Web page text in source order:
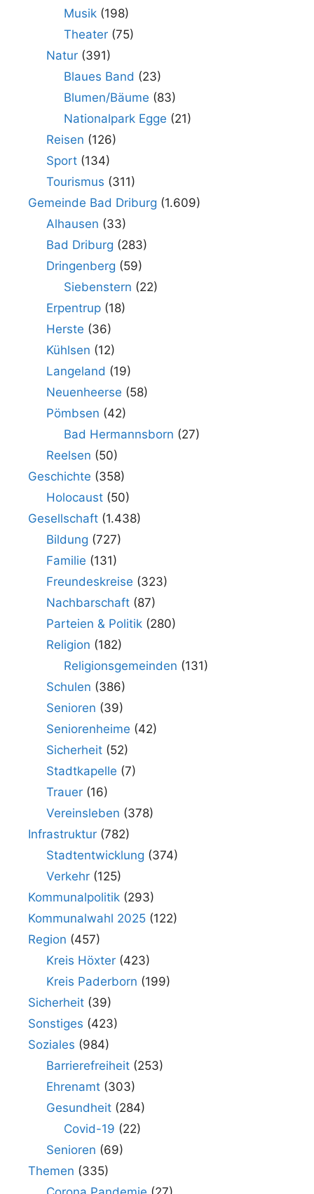
Musik (198)
Theater (75)
Natur(391)
Blaues Band (23)
Blumen/Bäume (83)
Nationalpark Egge (21)
Reisen (126)
Sport(134)
Tourismus (311)
Gemeinde Bad Driburg (1.609)
Alhausen (33)
Bad Driburg (283)
Dringenberg (59)
Siebenstern (22)
Erpentrup(18)
Herste (36)
Kühlsen (12)
Langeland (19)
Neuenheerse (58)
Pömbsen (42)
Bad Hermannsborn (27)
Reelsen (50)
Geschichte (358)
Holocaust(50)
Gesellschaft (1.438)
Bildung (727)
Familie (131)
Freundeskreise (323)
Nachbarschaft(87)
Parteien & Politik(280)
Religion (182)
Religionsgemeinden (131)
Schulen (386)
Senioren (39)
Seniorenheime (42)
Sicherheit(52)
Stadtkapelle (7)
Trauer(16)
Vereinsleben (378)
Infrastruktur (782)
Stadtentwicklung (374)
Verkehr(125)
Kommunalpolitik (293)
Kommunalwahl 2025 (122)
Region (457)
Kreis Höxter(423)
Kreis Paderborn (199)
Sicherheit (39)
Sonstiges (423)
Soziales (984)
Barrierefreiheit(253)
Ehrenamt(303)
Gesundheit(284)
Covid-19 (22)
Senioren (69)
Themen (335)